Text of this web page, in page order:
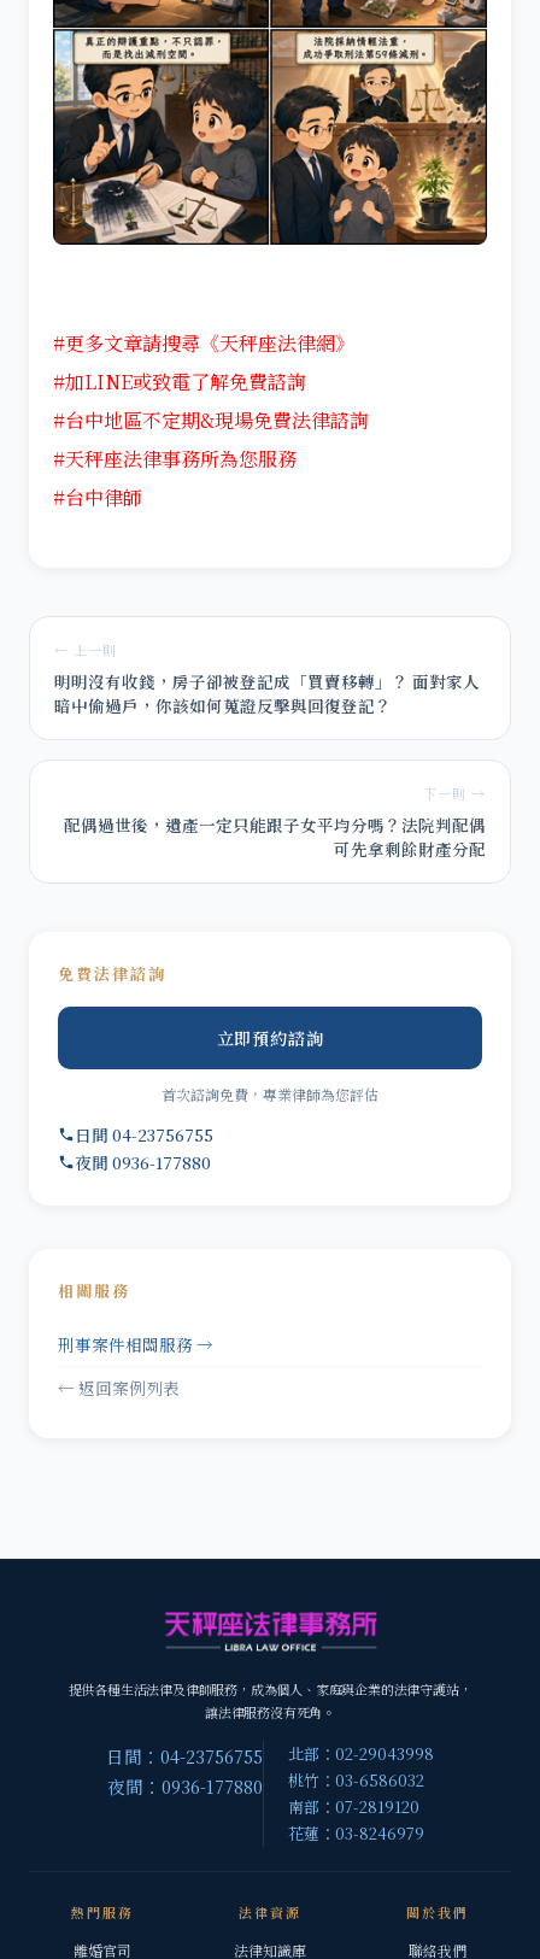
#更多文章請搜尋《天秤座法律網》
#加LINE或致電了解免費諮詢
#台中地區不定期&現場免費法律諮詢
#天秤座法律事務所為您服務
#台中律師
← 上一則
明明沒有收錢，房子卻被登記成「買賣移轉」？ 面對家人
暗中偷過戶，你該如何蒐證反擊與回復登記？
下一則 →
配偶過世後，遺產一定只能跟子女平均分嗎？法院判配偶
可先拿剩餘財產分配
免費法律諮詢
立即預約諮詢
首次諮詢免費，專業律師為您評估
日間 04-23756755
夜間 0936-177880
相關服務
刑事案件相關服務 →
← 返回案例列表
提供各種生活法律及律師服務，成為個人、家庭與企業的法律守護站，
讓法律服務沒有死角。
日間：04-23756755
夜間：0936-177880
北部：02-29043998
桃竹：03-6586032
南部：07-2819120
花蓮：03-8246979
熱門服務
離婚官司
法律資源
法律知識庫
關於我們
聯絡我們